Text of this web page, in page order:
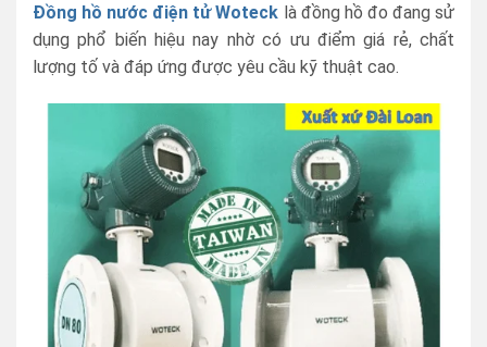
Đồng hồ nước điện tử Woteck là đồng hồ đo đang sử
dụng phổ biến hiệu nay nhờ có ưu điểm giá rẻ, chất
lượng tố và đáp ứng được yêu cầu kỹ thuật cao.